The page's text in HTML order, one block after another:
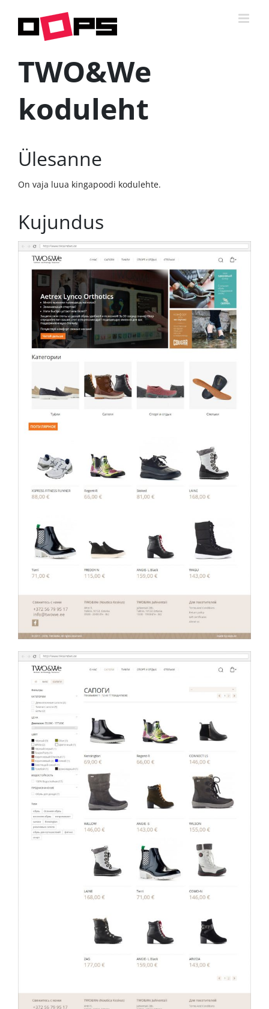
TWO&We
koduleht
Ülesanne
On vaja luua kingapoodi kodulehte.
Kujundus